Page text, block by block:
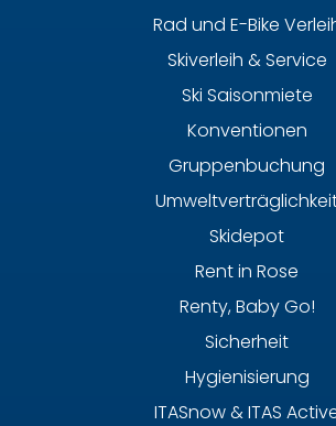
Rad und E-Bike
Skiverleih & Service
Ski Saisonmiete
Konventionen
Gruppenbuchung
Skidepot
Rent in Rose
Renty, Baby Go!
Sicherheit
Hygienisierung
ITASnow & ITAS